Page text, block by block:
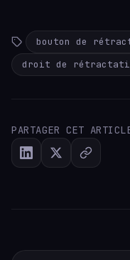
bouton de
droit de
PARTAGER CET